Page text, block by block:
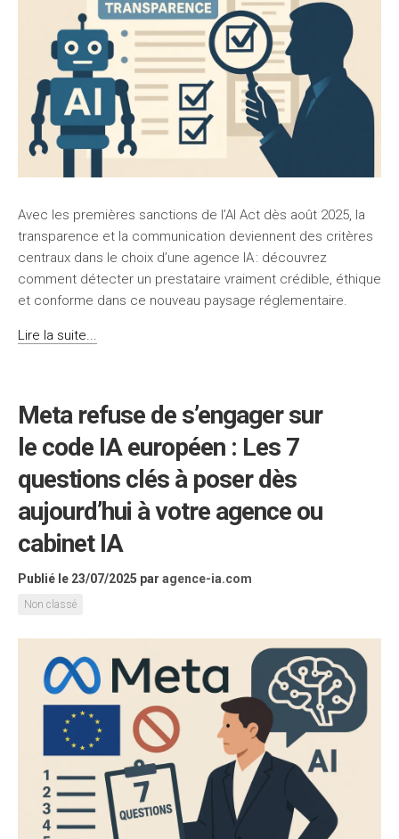
Avec les premières sanctions de l’AI Act dès août 2025, la
transparence et la communication deviennent des critères
centraux dans le choix d’une agence IA : découvrez
comment détecter un prestataire vraiment crédible, éthique
et conforme dans ce nouveau paysage réglementaire.
Lire la suite...
Meta refuse de s’engager sur
le code IA européen : Les 7
questions clés à poser dès
aujourd’hui à votre agence ou
cabinet IA
Publié le 23/07/2025 par agence-ia.com
Non classé